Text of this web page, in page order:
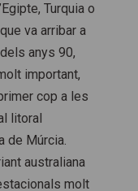
Turquia o
va arribar a
anys 90,
important,
cop a les
litoral
de Múrcia.
australiana
molt